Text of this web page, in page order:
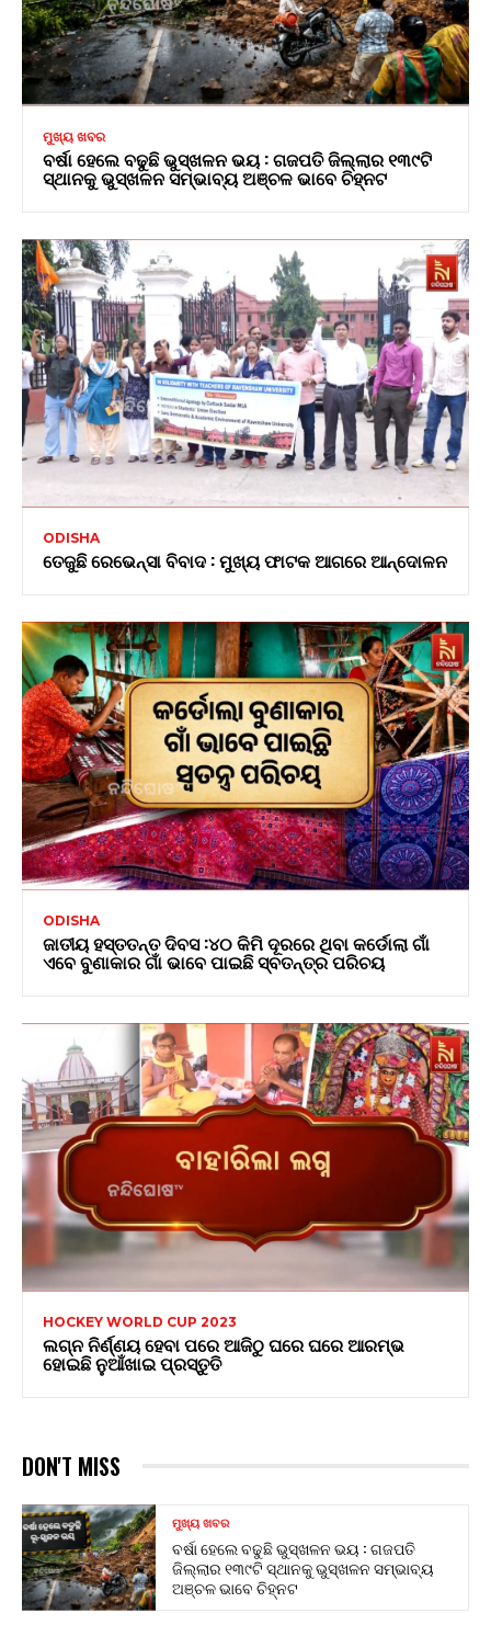
ମୁଖ୍ୟ ଖବର
ବର୍ଷା ହେଲେ ବଢୁଛି ଭୁସ୍ଖଳନ ଭୟ : ଗଜପତି ଜିଲ୍ଲାର ୧୩୯ଟି
ସ୍ଥାନକୁ ଭୁସ୍ଖଳନ ସମ୍ଭାବ୍ୟ ଅଞ୍ଚଳ ଭାବେ ଚିହ୍ନଟ
ODISHA
ତେଜୁଛି ରେଭେନ୍ସା ବିବାଦ : ମୁଖ୍ୟ ଫାଟକ ଆଗରେ ଆନ୍ଦୋଳନ
ODISHA
ଜାତୀୟ ହସ୍ତତନ୍ତ ଦିବସ :୪୦ କିମି ଦୂରରେ ଥିବା କର୍ଡୋଲା ଗାଁ
ଏବେ ବୁଣାକାର ଗାଁ ଭାବେ ପାଇଛି ସ୍ବତନ୍ତ୍ର ପରିଚୟ
HOCKEY WORLD CUP 2023
ଲଗ୍ନ ନିର୍ଣ୍ଣୟ ହେବା ପରେ ଆଜିଠୁ ଘରେ ଘରେ ଆରମ୍ଭ
ହୋଇଛି ନୁଆଁଖାଇ ପ୍ରସ୍ତୁତି
DON'T MISS
ମୁଖ୍ୟ ଖବର
ବର୍ଷା ହେଲେ ବଢୁଛି ଭୁସ୍ଖଳନ ଭୟ : ଗଜପତି
ଜିଲ୍ଲାର ୧୩୯ଟି ସ୍ଥାନକୁ ଭୁସ୍ଖଳନ ସମ୍ଭାବ୍ୟ
ଅଞ୍ଚଳ ଭାବେ ଚିହ୍ନଟ